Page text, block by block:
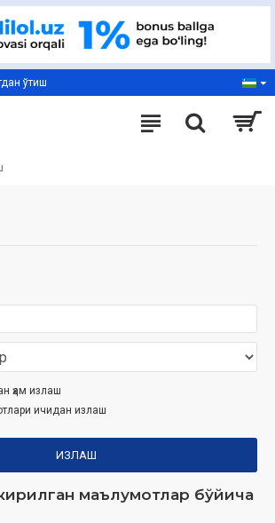
ўтиш
ҳам излаш
ичидан излаш
ИЗЛАШ
маълумотлар бўйича